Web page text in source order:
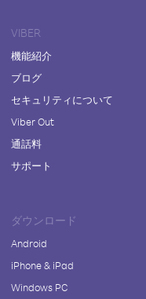
VIBER
機能紹介
ブログ
セキュリティについて
Viber Out
通話料
サポート
ダウンロード
Android
iPhone & iPad
Windows PC